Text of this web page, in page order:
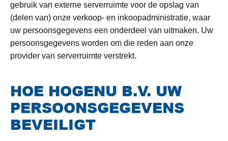
gebruik van externe serverruimte voor de opslag van
(delen van) onze verkoop- en inkoopadministratie, waar
uw persoonsgegevens een onderdeel van uitmaken. Uw
persoonsgegevens worden om die reden aan onze
provider van serverruimte verstrekt.
HOE HOGENU B.V. UW
PERSOONSGEGEVENS
BEVEILIGT